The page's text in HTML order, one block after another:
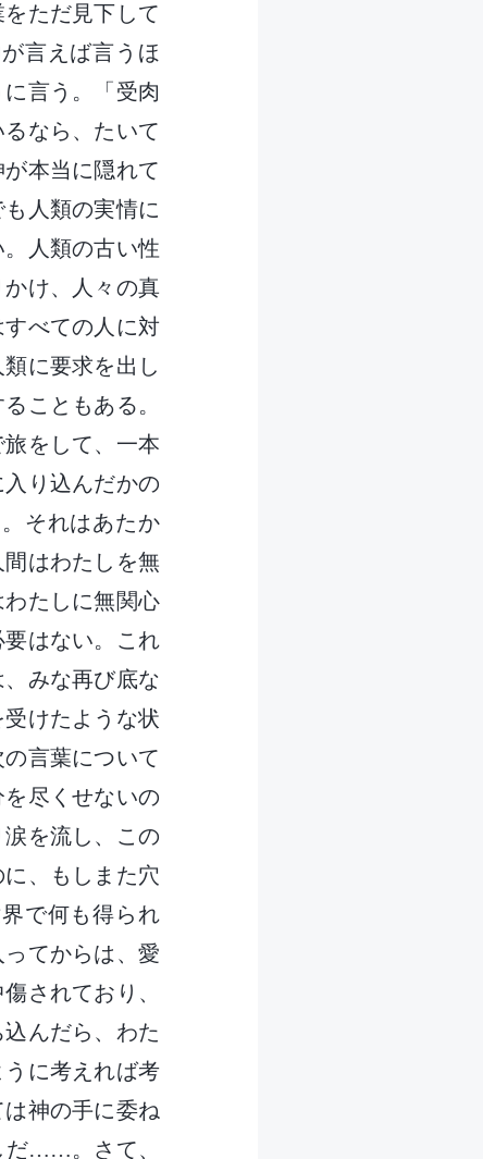
ただ見下して
言えば言うほ
言う。「受肉
なら、たいて
本当に隠れて
人類の実情に
人類の古い性
け、人々の真
べての人に対
に要求を出し
こともある。
をして、一本
り込んだかの
それはあたか
はわたしを無
たしに無関心
はない。これ
みな再び底な
けたような状
言葉について
尽くせないの
を流し、この
、もしまた穴
で何も得られ
てからは、愛
されており、
んだら、わた
に考えれば考
神の手に委ね
だ……。さて、